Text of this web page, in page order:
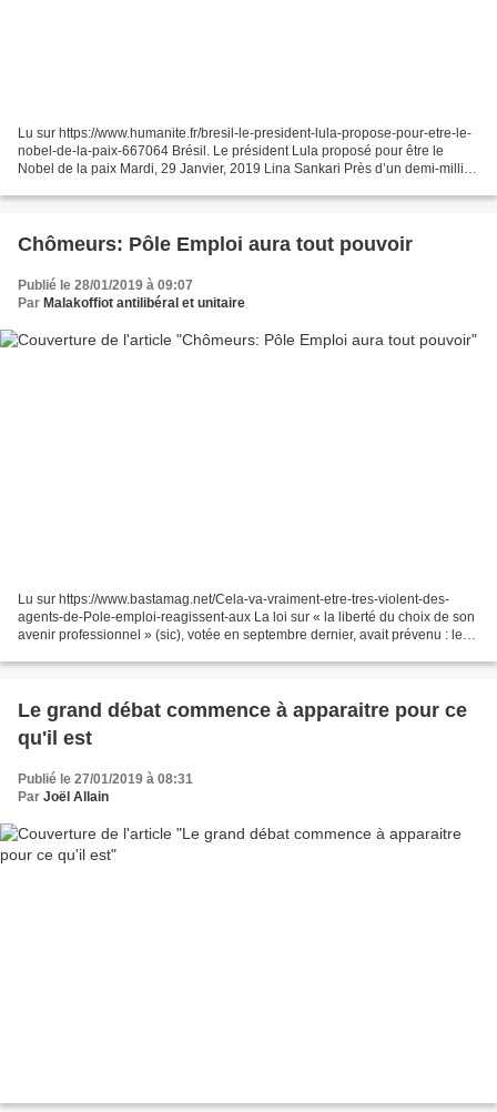
Lu sur https://www.humanite.fr/bresil-le-president-lula-propose-pour-etre-le-
nobel-de-la-paix-667064 Brésil. Le président Lula proposé pour être le
Nobel de la paix Mardi, 29 Janvier, 2019 Lina Sankari Près d’un demi-million
Chômeurs: Pôle Emploi aura tout pouvoir
Publié le 28/01/2019 à 09:07
Par Malakoffiot antilibéral et unitaire
Lu sur https://www.bastamag.net/Cela-va-vraiment-etre-tres-violent-des-
agents-de-Pole-emploi-reagissent-aux La loi sur « la liberté du choix de son
avenir professionnel » (sic), votée en septembre dernier, avait prévenu : les
Le grand débat commence à apparaitre pour ce
qu'il est
Publié le 27/01/2019 à 08:31
Par Joël Allain